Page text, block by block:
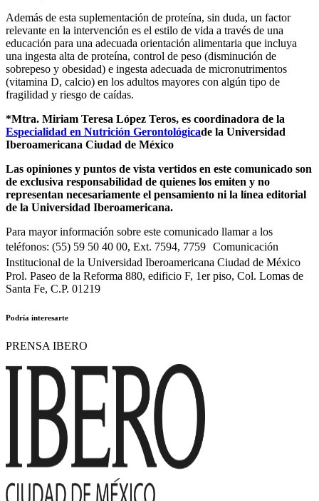
Además de esta suplementación de proteína, sin duda, un factor
relevante en la intervención es el estilo de vida a través de una
educación para una adecuada orientación alimentaria que incluya
una ingesta alta de proteína, control de peso (disminución de
sobrepeso y obesidad) e ingesta adecuada de micronutrimentos
(vitamina D, calcio) en los adultos mayores con algún tipo de
fragilidad y riesgo de caídas.
*Mtra. Miriam Teresa López Teros, es coordinadora de la
Especialidad en Nutrición Gerontológicade la Universidad
Iberoamericana Ciudad de México
Las opiniones y puntos de vista vertidos en este comunicado son
de exclusiva responsabilidad de quienes los emiten y no
representan necesariamente el pensamiento ni la línea editorial
de la Universidad Iberoamericana.
Para mayor información sobre este comunicado llamar a los
teléfonos: (55) 59 50 40 00, Ext. 7594, 7759 Comunicación
Institucional de la Universidad Iberoamericana Ciudad de México
Prol. Paseo de la Reforma 880, edificio F, 1er piso, Col. Lomas de
Santa Fe, C.P. 01219
Podría interesarte
PRENSA IBERO